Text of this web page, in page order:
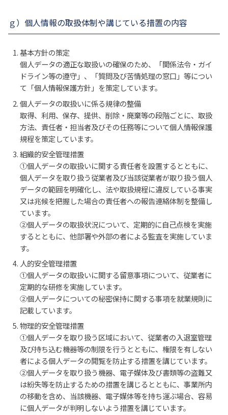
ｇ）個人情報の取扱体制や講じている措置の内容
基本方針の策定
個人データの適正な取扱いの確保のため、「関係法令・ガイ
ドライン等の遵守」、「質問及び苦情処理の窓口」等につい
て「個人情報保護方針」を策定しています。
個人データの取扱いに係る規律の整備
取得、利用、保存、提供、削除・廃棄等の段階ごとに、取扱
方法、責任者・担当者及びその任務等について個人情報保護
規程を策定しています。
組織的安全管理措置
①個人データの取扱いに関する責任者を設置するとともに、
個人データを取り扱う従業者及び当該従業者が取り扱う個人
データの範囲を明確化し、法や取扱規程に違反している事実
又は兆候を把握した場合の責任者への報告連絡体制を整備し
ています。
②個人データの取扱状況について、定期的に自己点検を実施
するとともに、他部署や外部の者による監査を実施していま
す。
人的安全管理措置
①個人データの取扱いに関する留意事項について、従業者に
定期的な研修を実施しています。
②個人データについての秘密保持に関する事項を就業規則に
記載しています。
物理的安全管理措置
①個人データを取り扱う区域において、従業者の入退室管理
及び持ち込む機器等の制限を行うとともに、権限を有しない
者による個人データの閲覧を防止する措置を講じています。
②個人データを取り扱う機器、電子媒体及び書類等の盗難又
は紛失等を防止するための措置を講じるとともに、事業所内
の移動を含め、当該機器、電子媒体等を持ち運ぶ場合、容易
に個人データが判明しないよう措置を講じています。